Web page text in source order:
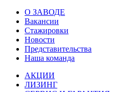
О ЗАВОДЕ
Вакансии
Стажировки
Новости
Представительства
Наша команда
АКЦИИ
ЛИЗИНГ